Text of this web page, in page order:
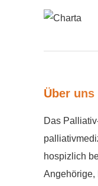
Über uns
Das
hospizlich
Angehörige,